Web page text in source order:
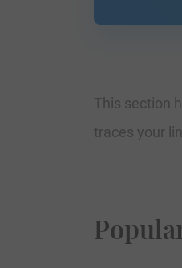
This section
traces your